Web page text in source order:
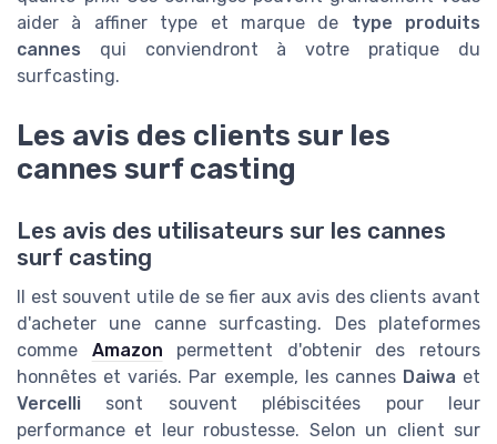
aider à affiner type et marque de type produits
cannes qui conviendront à votre pratique du
surfcasting.
Les avis des clients sur les
cannes surf casting
Les avis des utilisateurs sur les cannes
surf casting
Il est souvent utile de se fier aux avis des clients avant
d'acheter une canne surfcasting. Des plateformes
comme Amazon permettent d'obtenir des retours
honnêtes et variés. Par exemple, les cannes Daiwa et
Vercelli sont souvent plébiscitées pour leur
performance et leur robustesse. Selon un client sur